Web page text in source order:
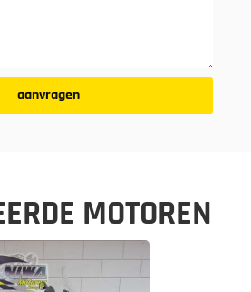
aanvragen
MOTOREN